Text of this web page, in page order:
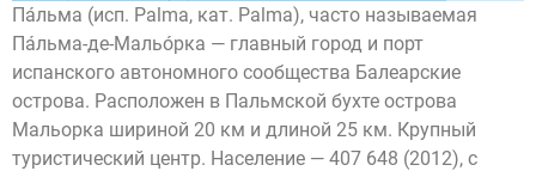
Па́льма (исп. Palma, кат. Palma), часто называемая
Па́льма-де-Мальо́рка — главный город и порт
испанского автономного сообщества Балеарские
острова. Расположен в Пальмской бухте острова
Мальорка шириной 20 км и длиной 25 км. Крупный
туристический центр. Население — 407 648 (2012), с